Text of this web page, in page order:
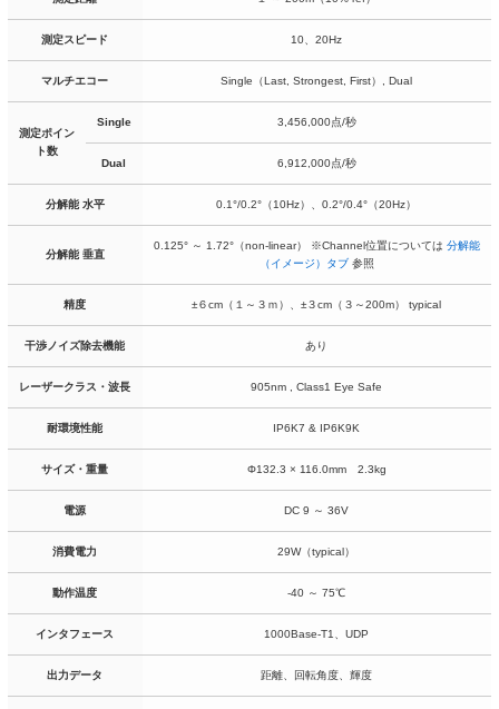
測定スピード 10、20Hz
マルチエコー Single（Last, Strongest, First）, Dual
測定ポイン
ト数
Single 3,456,000点/秒
Dual 6,912,000点/秒
分解能 水平 0.1°/0.2°（10Hz）、0.2°/0.4°（20Hz）
分解能 垂直
0.125° ～ 1.72°（non-linear） ※Channel位置については 分解能
（イメージ）タブ参照
精度 ±６cm（１～３ｍ）、±３cm（３～200m） typical
干渉ノイズ除去機能 あり
レーザークラス・波長 905nm , Class1 Eye Safe
耐環境性能 IP6K7 & IP6K9K
サイズ・重量 Φ132.3 × 116.0mm 2.3kg
電源 DC 9 ～ 36V
消費電力 29W（typical）
動作温度 -40 ～ 75℃
インタフェース 1000Base-T1、UDP
出力データ 距離、回転角度、輝度